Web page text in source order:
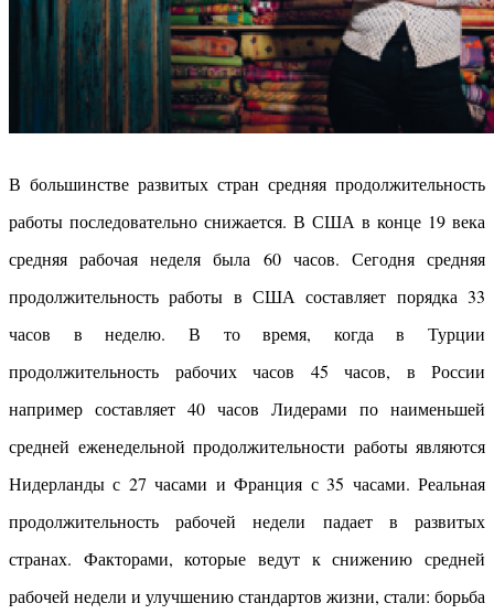
В большинстве развитых стран средняя продолжительность
работы последовательно снижается. В США в конце 19 века
средняя рабочая неделя была 60 часов. Сегодня средняя
продолжительность работы в США составляет порядка 33
часов в неделю. В то время, когда в Турции
продолжительность рабочих часов 45 часов, в России
например составляет 40 часов Лидерами по наименьшей
средней еженедельной продолжительности работы являются
Нидерланды с 27 часами и Франция с 35 часами. Реальная
продолжительность рабочей недели падает в развитых
странах. Факторами, которые ведут к снижению средней
рабочей недели и улучшению стандартов жизни, стали: борьба